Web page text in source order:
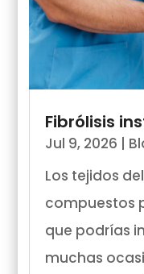
Fibrólisis
Jul 9, 2026 |
Los tejidos
compuestos
que podrías
muchas